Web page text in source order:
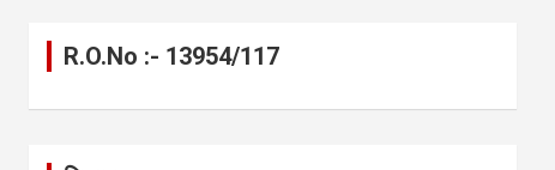
R.O.No :- 13954/117